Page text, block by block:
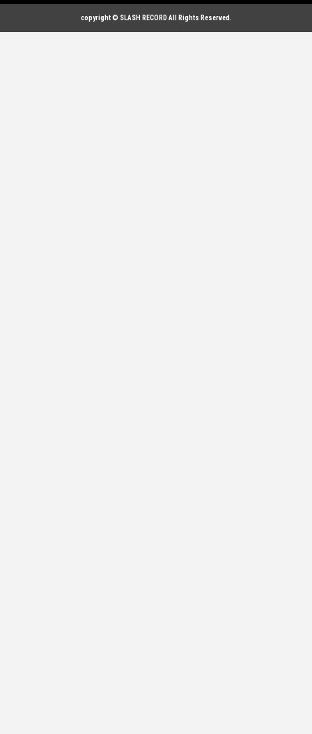
copyright © SLASH RECORD All Rights Reserved.